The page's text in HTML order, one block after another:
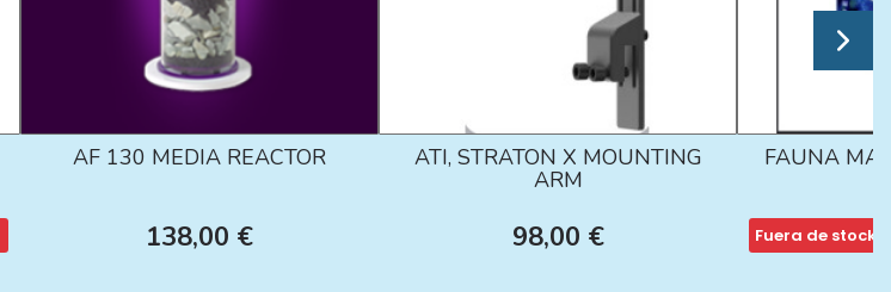
AF 130 MEDIA REACTOR
138,00 €
ATI, STRATON X MOUNTING
ARM
98,00 €
FAUNA
Fuera de stock